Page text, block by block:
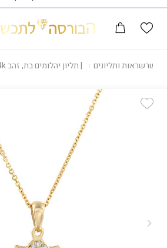
שרשראות ותליונים |תליון יהלומים בת, זהב 14k, משובץ 0.12 קראט יהלומים, דגם PD2172G